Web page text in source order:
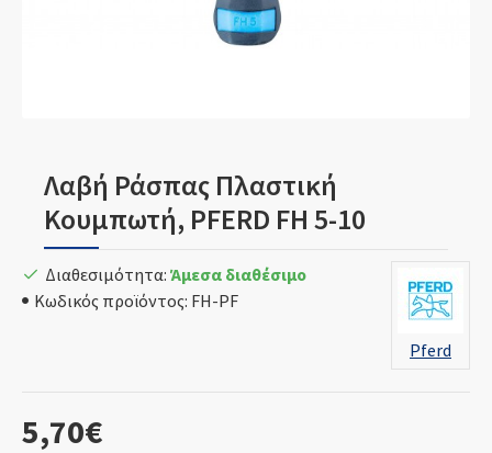
Λαβή Ράσπας Πλαστική
Κουμπωτή, PFERD FH 5-10
5,70€
Διαθεσιμότητα: Άμεσα διαθέσιμο
Κωδικός προϊόντος: FH-PF
Pferd